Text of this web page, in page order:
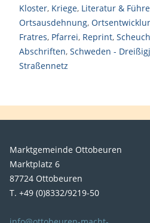
Kloster, Kriege, Literatur &
Ortsausdehnung,
Fratres, Pfarrei, Reprint,
Abschriften, Schweden -
Straßennetz
Marktgemeinde Ottobeuren
Marktplatz 6
87724 Ottobeuren
T. +49 (0)8332/9219-50